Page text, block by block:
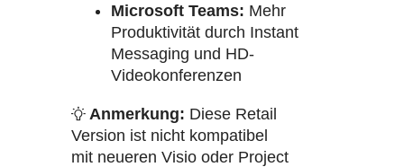
Microsoft Teams: Mehr
Produktivität durch Instant
Messaging und HD-
Videokonferenzen
Anmerkung: Diese Retail
Version ist nicht kompatibel
mit neueren Visio oder Project